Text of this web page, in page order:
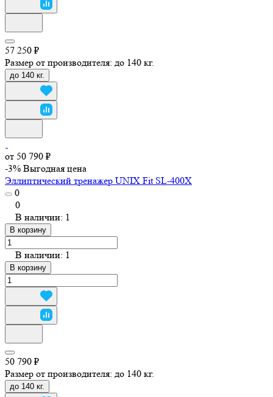
57 250 ₽
Размер от производителя: до 140 кг.
до 140 кг.
от 50 790 ₽
-3% Выгодная цена
Эллиптический тренажер UNIX Fit SL-400X
0
0
В наличии: 1
В корзину
В наличии: 1
В корзину
50 790 ₽
Размер от производителя: до 140 кг.
до 140 кг.